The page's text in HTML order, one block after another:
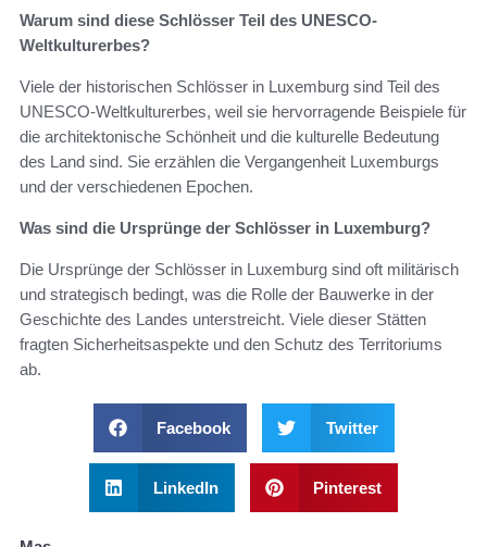
Warum sind diese Schlösser Teil des UNESCO-
Weltkulturerbes?
Viele der historischen Schlösser in Luxemburg sind Teil des
UNESCO-Weltkulturerbes, weil sie hervorragende Beispiele für
die architektonische Schönheit und die kulturelle Bedeutung
des Land sind. Sie erzählen die Vergangenheit Luxemburgs
und der verschiedenen Epochen.
Was sind die Ursprünge der Schlösser in Luxemburg?
Die Ursprünge der Schlösser in Luxemburg sind oft militärisch
und strategisch bedingt, was die Rolle der Bauwerke in der
Geschichte des Landes unterstreicht. Viele dieser Stätten
fragten Sicherheitsaspekte und den Schutz des Territoriums
ab.
Facebook Twitter
LinkedIn Pinterest